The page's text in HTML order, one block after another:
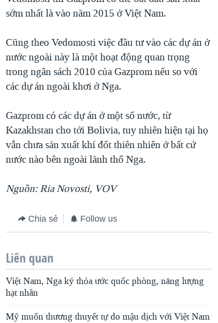
BÊN KIA QUỐC LỘ: TIẾNG VỌNG TỪ NÔNG THÔN MỸ
sớm nhất là vào năm 2015 ở Việt Nam.
Cũng theo Vedomosti việc đầu tư vào các dự án ở
nước ngoài này là một hoạt động quan trọng
trong ngân sách 2010 của Gazprom nếu so với
các dự án ngoài khơi ở Nga.
Gazprom có các dự án ở một số nước, từ
Kazakhstan cho tới Bolivia, tuy nhiên hiện tại họ
vẫn chưa sản xuất khí đốt thiên nhiên ở bất cứ
nước nào bên ngoài lãnh thổ Nga.
Nguồn: Ria Novosti, VOV
Chia sẻ Follow us
Liên quan
Việt Nam, Nga ký thỏa ước quốc phòng, năng lượng
hạt nhân
Mỹ muốn thương thuyết tự do mậu dịch với Việt Nam